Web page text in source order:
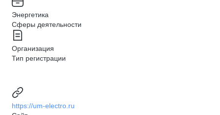
Энергетика
Сферы деятельности
Организация
Тип регистрации
https://um-electro.ru